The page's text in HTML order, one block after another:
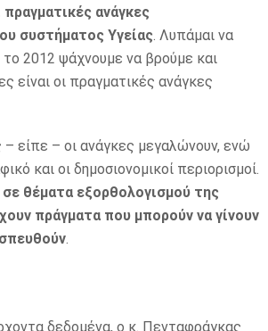
ανάγκες
συστήματος Υγείας. Λυπάμαι να
2012 ψάχνουμε να βρούμε και
είναι οι πραγματικές ανάγκες
είπε – οι ανάγκες μεγαλώνουν, ενώ
και οι δημοσιονομικοί περιορισμοί.
σε θέματα εξορθολογισμού της
πράγματα που μπορούν να γίνουν
.
δεδομένα, ο κ. Πενταφράγκας